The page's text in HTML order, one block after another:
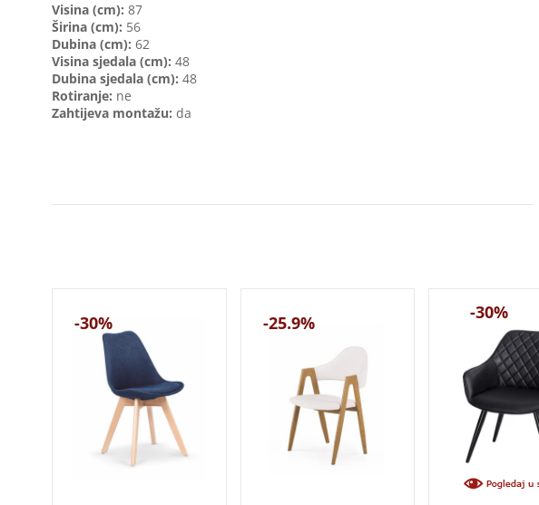
Visina (cm): 87
Širina (cm): 56
Dubina (cm): 62
Visina sjedala (cm): 48
Dubina sjedala (cm): 48
Rotiranje: ne
Zahtijeva montažu: da
-30% -25.9% -30%